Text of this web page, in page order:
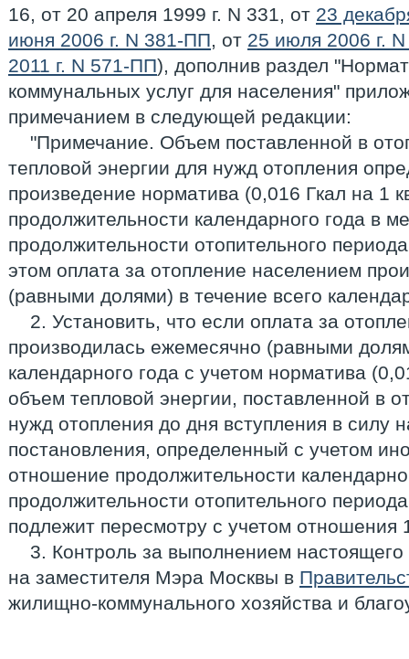
16, от 20 апреля 1999 г. N 331, от 23
июня 2006 г. N 381-ПП, от 25 июля 2006 г.
2011 г. N 571-ПП), дополнив раздел
коммунальных услуг для населения"
примечанием в следующей редакции:
"Примечание. Объем поставленной в
тепловой энергии для нужд отопления
произведение норматива (0,016 Гкал на 1
продолжительности календарного года в
продолжительности отопительного
этом оплата за отопление населением
(равными долями) в течение всего
2. Установить, что если оплата за
производилась ежемесячно (равными
календарного года с учетом норматива
объем тепловой энергии, поставленной в
нужд отопления до дня вступления в силу
постановления, определенный с учетом
отношение продолжительности
продолжительности отопительного
подлежит пересмотру с учетом отношения
3. Контроль за выполнением
на заместителя Мэра Москвы в
жилищно-коммунального хозяйства и